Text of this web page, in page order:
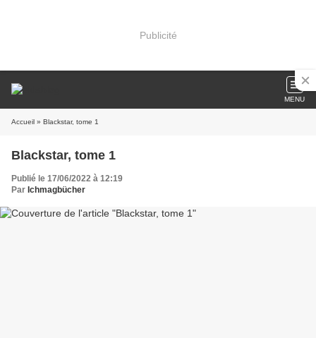
Publicité
MENU
Accueil » Blackstar, tome 1
Blackstar, tome 1
Publié le 17/06/2022 à 12:19
Par Ichmagbücher